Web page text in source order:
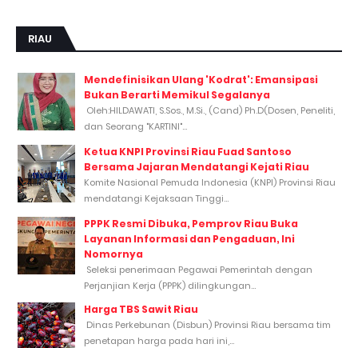
RIAU
Mendefinisikan Ulang 'Kodrat': Emansipasi
Bukan Berarti Memikul Segalanya
Oleh:HILDAWATI, S.Sos., M.Si., (Cand) Ph.D(Dosen, Peneliti,
dan Seorang "KARTINI"...
Ketua KNPI Provinsi Riau Fuad Santoso
Bersama Jajaran Mendatangi Kejati Riau
Komite Nasional Pemuda Indonesia (KNPI) Provinsi Riau
mendatangi Kejaksaan Tinggi...
PPPK Resmi Dibuka, Pemprov Riau Buka
Layanan Informasi dan Pengaduan, Ini
Nomornya
Seleksi penerimaan Pegawai Pemerintah dengan
Perjanjian Kerja (PPPK) dilingkungan...
Harga TBS Sawit Riau
Dinas Perkebunan (Disbun) Provinsi Riau bersama tim
penetapan harga pada hari ini,...